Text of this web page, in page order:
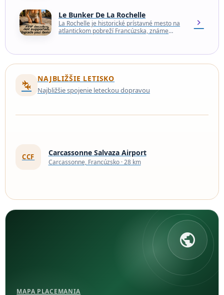
Le Bunker De La Rochelle
La Rochelle je historické prístavné mesto na
atlantickom pobreží Francúzska, známe
Počas druhej…
chevron_right
connecting_airports
NAJBLIŽŠIE LETISKO
Najbližšie spojenie leteckou dopravou
CCF Carcassonne Salvaza Airport
Carcassonne, Francúzsko · 28 km
public
MAPA PLACEMANIA